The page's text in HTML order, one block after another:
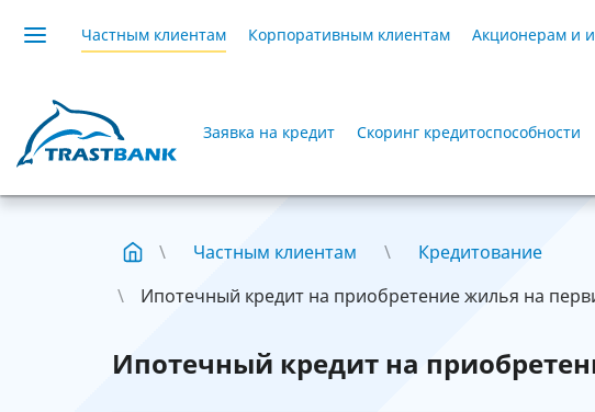
Частным клиентам Корпоративным клиентам Акционерам и
Заявка на кредит Скоринг кредитоспособности
Частным клиентам
Кредитование
Ипотечный кредит на приобретение жилья на
Ипотечный кредит на